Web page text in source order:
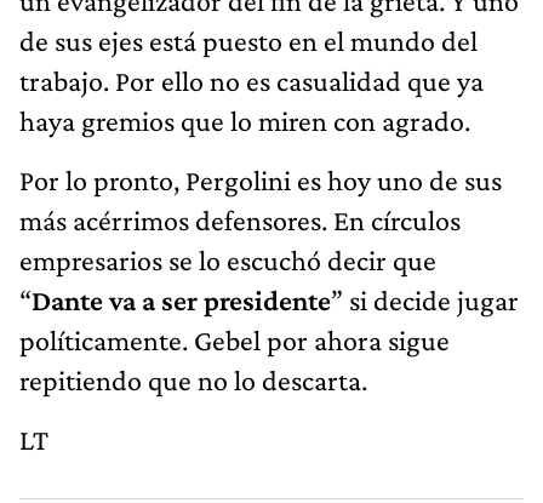
de sus ejes está puesto en el mundo del
trabajo. Por ello no es casualidad que ya
haya gremios que lo miren con agrado.
Por lo pronto, Pergolini es hoy uno de sus
más acérrimos defensores. En círculos
empresarios se lo escuchó decir que
“Dante va a ser presidente” si decide jugar
políticamente. Gebel por ahora sigue
repitiendo que no lo descarta.
LT